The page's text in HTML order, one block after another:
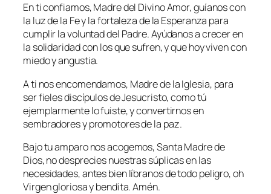
En ti confiamos, Madre del Divino Amor, guíanos con
la luz de la Fe y la fortaleza de la Esperanza para
cumplir la voluntad del Padre. Ayúdanos a crecer en
la solidaridad con los que sufren, y que hoy viven con
miedo y angustia.
A ti nos encomendamos, Madre de la Iglesia, para
ser fieles discípulos de Jesucristo, como tú
ejemplarmente lo fuiste, y convertirnos en
sembradores y promotores de la paz.
Bajo tu amparo nos acogemos, Santa Madre de
Dios, no desprecies nuestras súplicas en las
necesidades, antes bien líbranos de todo peligro, oh
Virgen gloriosa y bendita. Amén.